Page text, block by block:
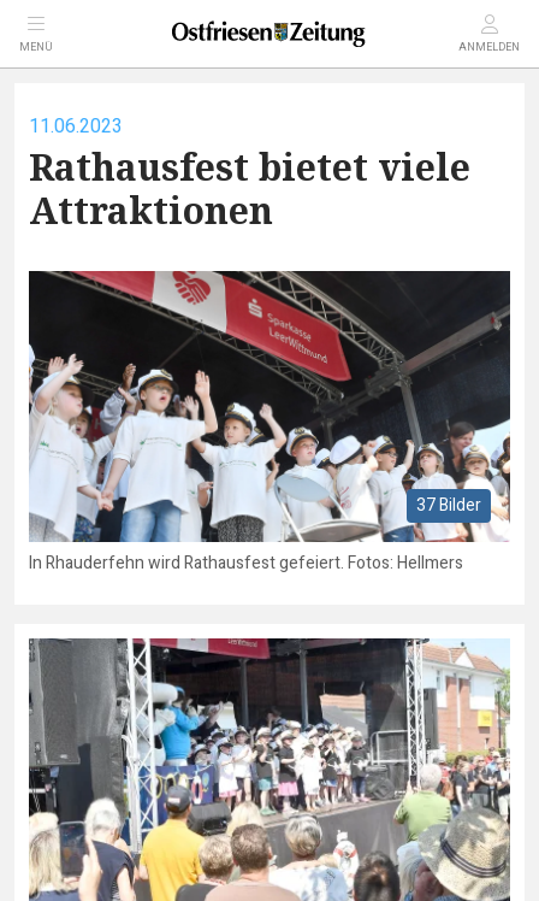
MENÜ ANMELDEN
11.06.2023
Rathausfest bietet viele
Attraktionen
37 Bilder
In Rhauderfehn wird Rathausfest gefeiert. Fotos: Hellmers